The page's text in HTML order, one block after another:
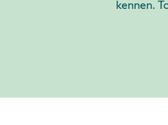
kennen.